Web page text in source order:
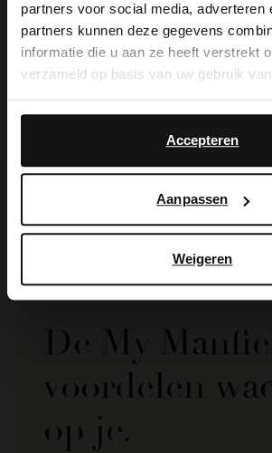
partners voor social media, adverteren
partners kunnen deze gegevens
informatie die u aan ze heeft verstrekt
verzameld op basis van uw gebruik
Accepteren
Aanpassen
Weigeren
Donkerblauwe suède bootschoenen
83.99
De My
voordelen
op je.
It looks like your language isn't
you like to switch to English?
English